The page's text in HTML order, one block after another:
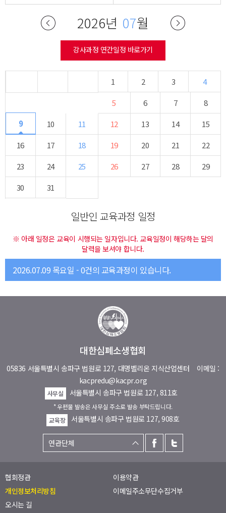
2026년 07월
강사과정 연간일정 바로가기
1 2 3
4
5
6 7
8
9
10 11 12 13 14
15
16
17 18 19 20 21
22
23
24 25 26 27 28
29
30
31
일반인 교육과정 일정
※ 아래 일정은 교육이 시행되는 일자입니다. 교육일정이 해당하는 달의
달력을 보셔야 합니다.
2026.07.09 목요일 - 0건의 교육과정이 있습니다.
대한심폐소생협회
05836 서울특별시 송파구 법원로 127, 대명벨리온 지식산업센터 이메일 :
kacpredu@kacpr.org
사무실 서울특별시 송파구 법원로 127, 811호
* 우편물 발송은 사무실 주소로 발송 부탁드립니다.
교육장
서울특별시 송파구 법원로 127, 908호
협회정관
이용약관
개인정보처리방침
이메일주소무단수집거부
오시는 길